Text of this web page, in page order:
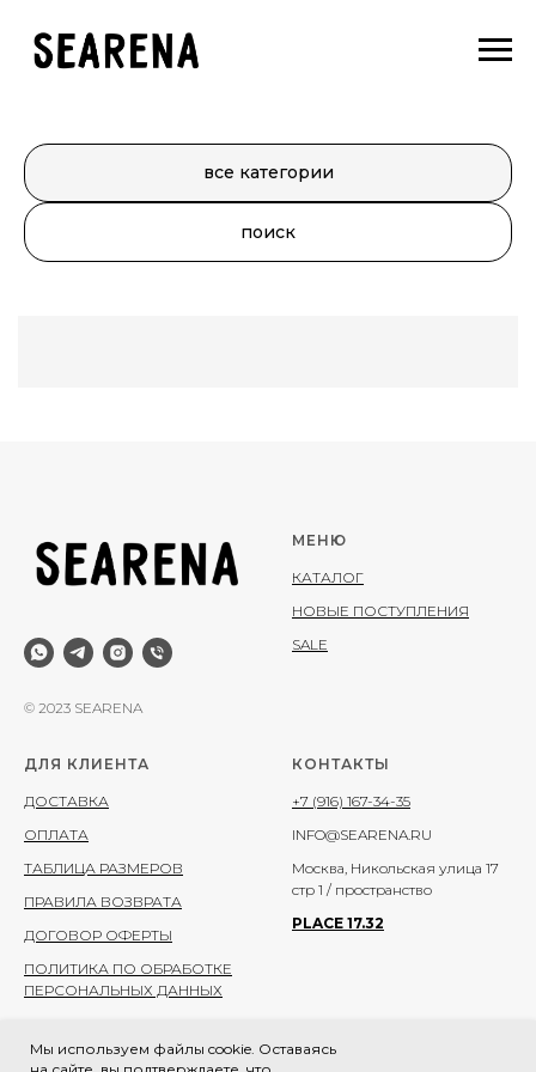
все категории
поиск
© 2023 SEARENA
МЕНЮ
КАТАЛОГ
НОВЫЕ ПОСТУПЛЕНИЯ
SALE
ДЛЯ КЛИЕНТА
ДОСТАВКА
ОПЛАТА
ТАБЛИЦА РАЗМЕРОВ
ПРАВИЛА ВОЗВРАТА
ДОГОВОР ОФЕРТЫ
ПОЛИТИКА ПО ОБРАБОТКЕ
ПЕРСОНАЛЬНЫХ ДАННЫХ
КОНТАКТЫ
+7 (916) 167-34-35
INFO@SEARENA.RU
Москва, Никольская улица 17
стр 1 / пространство
PLACE 17.32
Мы используем файлы cookie. Оставаясь